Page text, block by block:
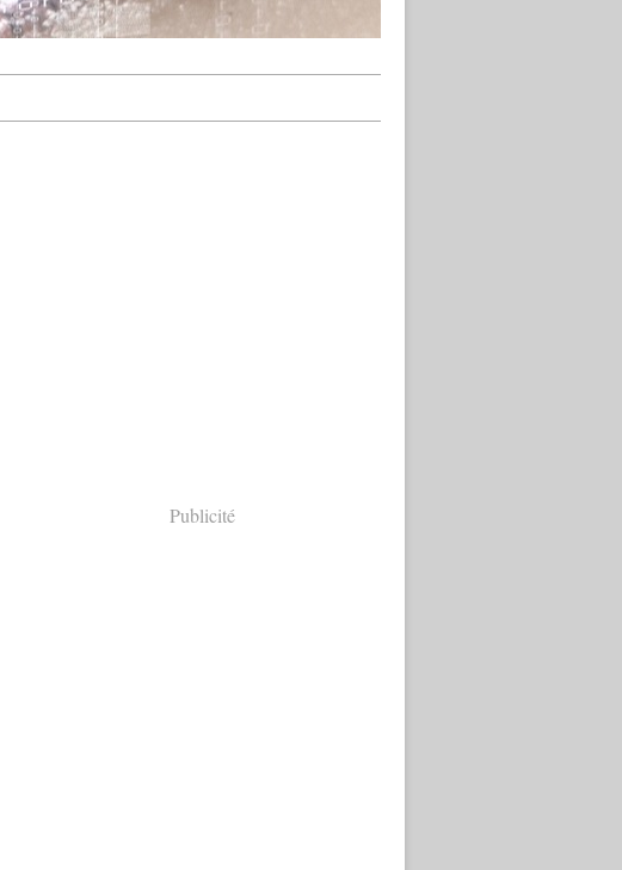
Publicité